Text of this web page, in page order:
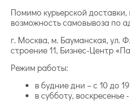
Помимо курьерской
возможность самовывоза по
г. Москва, м. Бауманская, ул.
строение 11, Бизнес-Центр
Режим работы:
в будние дни – с 10 до
в субботу, воскресенье